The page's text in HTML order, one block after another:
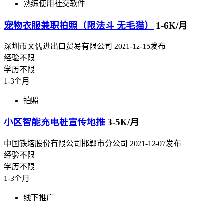
熟练使用社交软件
宠物衣服兼职拍照（限法斗 无毛猫） 1-6K/月
深圳市文儒进出口贸易有限公司 2021-12-15发布
经验不限
学历不限
1-3个月
拍照
小区智能充电桩宣传地推 3-5K/月
中国铁塔股份有限公司邯郸市分公司 2021-12-07发布
经验不限
学历不限
1-3个月
线下推广